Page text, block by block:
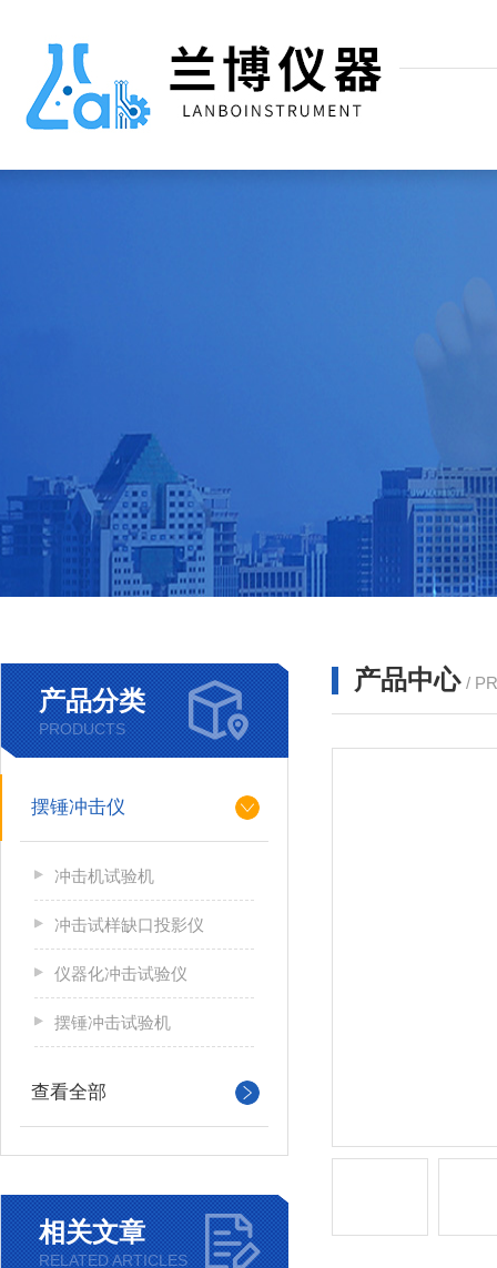
产品分类
PRODUCTS
摆锤冲击仪
冲击机试验机
冲击试样缺口投影仪
仪器化冲击试验仪
摆锤冲击试验机
查看全部
相关文章
RELATED ARTICLES
产品中心 /